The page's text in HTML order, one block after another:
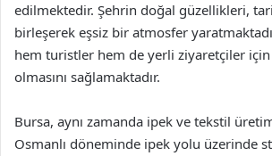
edilmektedir. Şehrin doğal güzellikleri,
birleşerek eşsiz bir atmosfer
hem turistler hem de yerli ziyaretçiler
olmasını sağlamaktadır.
Bursa, aynı zamanda ipek ve tekstil
Osmanlı döneminde ipek yolu üzerinde